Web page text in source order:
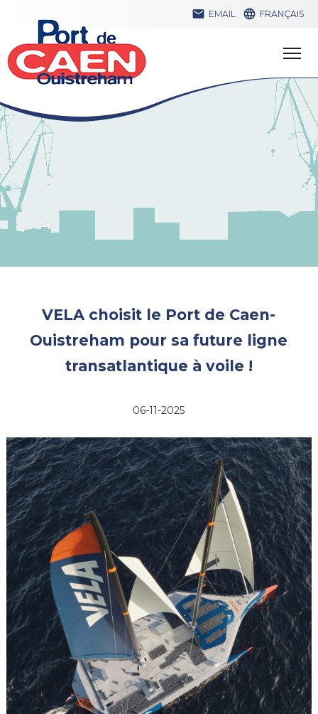
 EMAIL  FRANÇAIS
VELA choisit le Port de Caen-
Ouistreham pour sa future ligne
transatlantique à voile !
06-11-2025